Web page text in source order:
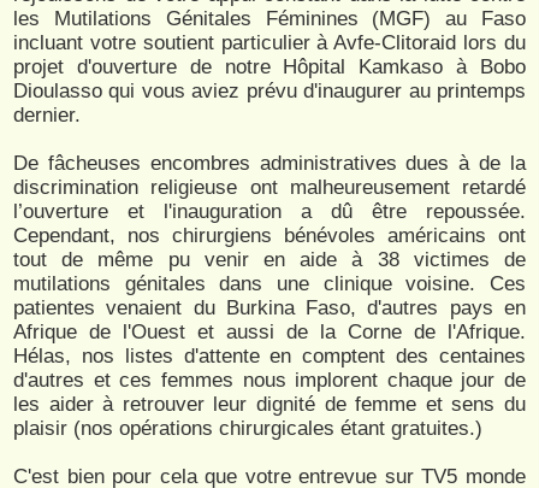
les Mutilations Génitales Féminines (MGF) au Faso
incluant votre soutient particulier à Avfe-Clitoraid lors du
projet d'ouverture de notre Hôpital Kamkaso à Bobo
Dioulasso qui vous aviez prévu d'inaugurer au printemps
dernier.
De fâcheuses encombres administratives dues à de la
discrimination religieuse ont malheureusement retardé
l’ouverture et l'inauguration a dû être repoussée.
Cependant, nos chirurgiens bénévoles américains ont
tout de même pu venir en aide à 38 victimes de
mutilations génitales dans une clinique voisine. Ces
patientes venaient du Burkina Faso, d'autres pays en
Afrique de l'Ouest et aussi de la Corne de l'Afrique.
Hélas, nos listes d'attente en comptent des centaines
d'autres et ces femmes nous implorent chaque jour de
les aider à retrouver leur dignité de femme et sens du
plaisir (nos opérations chirurgicales étant gratuites.)
C'est bien pour cela que votre entrevue sur TV5 monde